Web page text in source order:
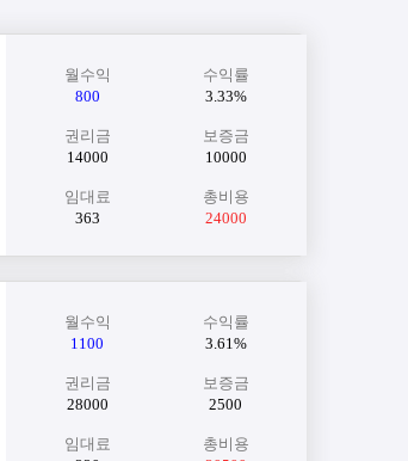
월수익
800
수익률
3.33%
권리금
14000
보증금
10000
임대료
363
총비용
24000
월수익
1100
수익률
3.61%
권리금
28000
보증금
2500
임대료
총비용